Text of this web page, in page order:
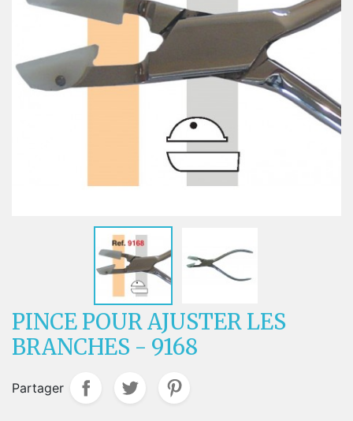
PINCE POUR AJUSTER LES
BRANCHES - 9168
Partager